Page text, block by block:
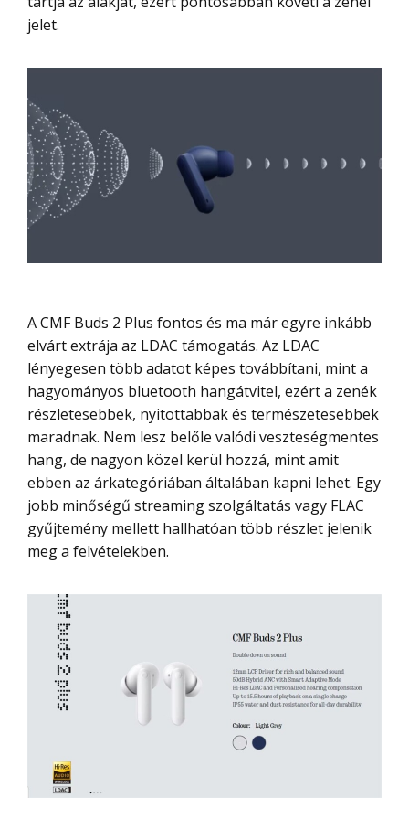
jelet.
A CMF Buds 2 Plus fontos és ma már egyre inkább
elvárt extrája az LDAC támogatás. Az LDAC
lényegesen több adatot képes továbbítani, mint a
hagyományos bluetooth hangátvitel, ezért a zenék
részletesebbek, nyitottabbak és természetesebbek
maradnak. Nem lesz belőle valódi veszteségmentes
hang, de nagyon közel kerül hozzá, mint amit
ebben az árkategóriában általában kapni lehet. Egy
jobb minőségű streaming szolgáltatás vagy FLAC
gyűjtemény mellett hallhatóan több részlet jelenik
meg a felvételekben.